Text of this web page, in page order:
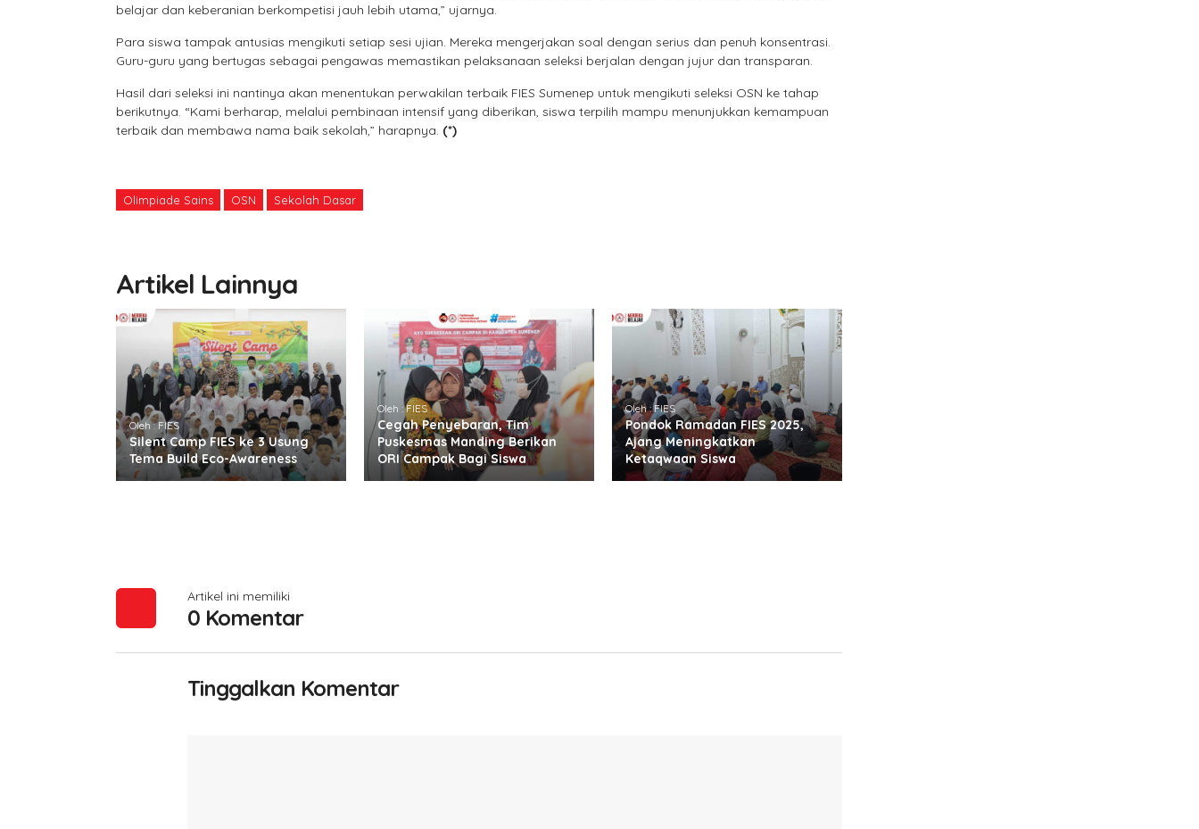
belajar dan keberanian berkompetisi jauh lebih utama,” ujarnya.
Para siswa tampak antusias mengikuti setiap sesi ujian. Mereka mengerjakan soal dengan serius dan penuh konsentrasi.
Guru-guru yang bertugas sebagai pengawas memastikan pelaksanaan seleksi berjalan dengan jujur dan transparan.
Hasil dari seleksi ini nantinya akan menentukan perwakilan terbaik FIES Sumenep untuk mengikuti seleksi OSN ke tahap
berikutnya. “Kami berharap, melalui pembinaan intensif yang diberikan, siswa terpilih mampu menunjukkan kemampuan
terbaik dan membawa nama baik sekolah,” harapnya. (*)
Olimpiade Sains OSN Sekolah Dasar
Artikel Lainnya
Oleh : FIES
Silent Camp FIES ke 3 Usung
Tema Build Eco-Awareness
Oleh : FIES
Cegah Penyebaran, Tim
Puskesmas Manding Berikan
ORI Campak Bagi Siswa
Oleh : FIES
Pondok Ramadan FIES 2025,
Ajang Meningkatkan
Ketaqwaan Siswa
Artikel ini memiliki
0 Komentar
Tinggalkan Komentar